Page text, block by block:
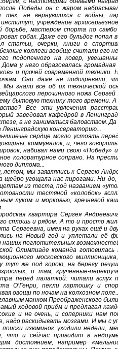
Победы он с жаром
не вернувшихся с войны,
институт, учреждение
мастером спорта по самбо
собак. Даже его бульдог
статьи, очерки, книги о
коллеги вообще считали
подопечного на ковер,
у него образовалась
и прочей современной
Они даже не подозревали,
Мы знали всё об их технической
перочинного ножа
бытовую технику того времени.
Все эти увлечения
заведовал кафедрой в
а не заниматься баловством.
консерваторию...
сердце могло устоять
коммуналок, и, чего
набивал нами свою
колоратурное сопрано. На
диплома...
мы заявлялись к Сергею
угощала нас пирогами. Ни до,
из теста, под названием
тестяной «колобок»
луком и морковью; гречневой
квартира Сергея
сплошь и рядом. А то и просто
Сергеевна, имея на руках ещё и
на Новый год и уплетали её
наших поглотительных
Олимпиаде команда
московского
тут же под горою, на берегу
и там, кручённые-
перед палаткой: читали вслух
О’Генри, пекли картошку и
овощи по ночам на колхозном поле...
манком Преображенского
ходовой приём и предлагал
и не очень, и соперники нам
надо раскидывать мозгами. И мы с
изюминок уходили недели,
что и сейчас приводит в
достоянием, например